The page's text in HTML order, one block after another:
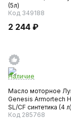
(5л)
Код 349188
2 244 ₽
Наличие
Масло моторное
Genesis Armortech
SL/CF синтетика (4 л)
Код 285768